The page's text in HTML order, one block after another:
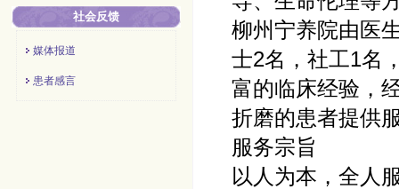
社会反馈
媒体报道
患者感言
柳州宁养院由医
士2名，社工1名
富的临床经验，
折磨的患者提供
服务宗旨
以人为本，全人